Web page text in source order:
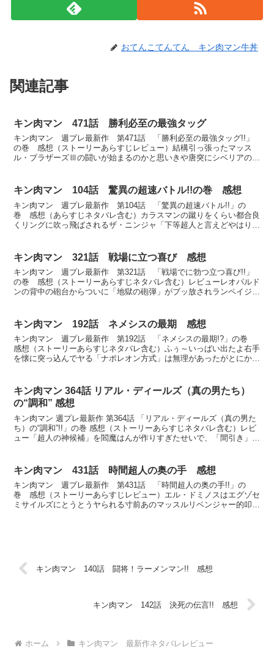
おてんこてんてん キン肉マン牛丼
関連記事
キン肉マン 471話 勝利必至の最強タッグ
キン肉マン 週プレ最新作 第471話 「勝利必至の最強タッグ!!」
の巻 感想（ストーリーあらすじレビュー）結構引っ張ったマッス
ル・ブラザーズⅢの闘いが始まるのかと思いきや唐突にシベリアのシ
キン肉マン 104話 驚異の超速バトル!!の巻 感想
キン肉マン 週プレ最新作 第104話 「驚異の超速バトル!!」の
巻 感想（あらすじネタバレ含む）カラスマンの蹴りをくらい都合良
くリングに吹っ飛ばされるザ・ニンジャ「下等超人と言えどやはり闘
キン肉マン 321話 戦場に立つ喜び 感想
キン肉マン 週プレ最新作 第321話 「戦場でに勃つ立つ喜び!!」
の巻 感想（ストーリーあらすじネタバレ含む）レビューレオパルド
ンの背中の砲台からついに「地獄の砲弾」がブッ放されランペイジマ
キン肉マン 192話 ネメシスの最期 感想
キン肉マン 週プレ最新作 第192話 「ネメシスの最期!?」の巻
感想（ストーリーあらすじネタバレ含む）ふぅ～いっぱい出たよ右手
を懐に突っ込んでヤる「ナポレオン方式」は無理があったがとにかく
キン肉マン 364話 リアル・ディールズ（真の男たち）
の“調和” 感想
キン肉マン 週プレ最新作 第364話 「リアル・ディールズ（真の男た
ち）の“調和”!!」の巻 感想（ストーリーあらすじネタバレ含む）レビ
ュー「超人の神候補」を閻魔はんが作りすぎたせいで、「間引き」の
キン肉マン 431話 時間超人の奥の手 感想
キン肉マン 週プレ最新作 第431話 「時間超人の奥の手!!」の
巻 感想（ストーリーあらすじレビュー）エル・ドミノスはエグゾセ
ミサイルズにとうとうヤられる寸前あのマッスルリベンジャー的叩き
キン肉マン 140話 闘将！ラーメンマン!! 感想
キン肉マン 142話 決死の伝言!! 感想
ホーム キン肉マン 最新作ネタバレレビュー